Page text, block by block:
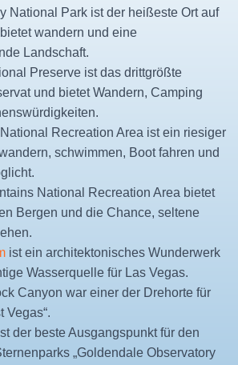
National Park ist der heißeste Ort auf
wandern und eine
Landschaft.
Preserve ist das drittgrößte
und bietet Wandern, Camping
Recreation Area ist ein riesiger
schwimmen, Boot fahren und
National Recreation Area bietet
Bergen und die Chance, seltene
ist ein architektonisches Wunderwerk
Wasserquelle für Las Vegas.
Canyon war einer der Drehorte für
Vegas“.
der beste Ausgangspunkt für den
„Goldendale Observatory